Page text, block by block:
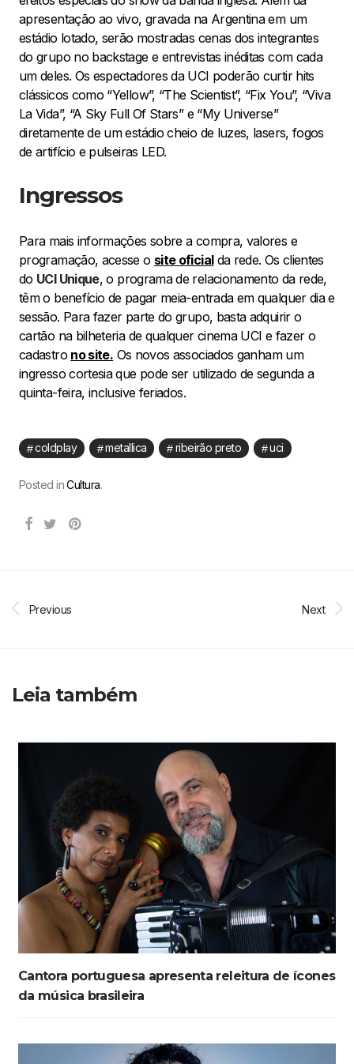
apresentação ao vivo, gravada na Argentina em um
estádio lotado, serão mostradas cenas dos integrantes
do grupo no backstage e entrevistas inéditas com cada
um deles. Os espectadores da UCI poderão curtir hits
clássicos como “Yellow”, “The Scientist”, “Fix You”, “Viva
La Vida”, “A Sky Full Of Stars” e “My Universe”
diretamente de um estádio cheio de luzes, lasers, fogos
de artifício e pulseiras LED.
Ingressos
Para mais informações sobre a compra, valores e
programação, acesse o site oficialda rede. Os clientes
do UCI Unique, o programa de relacionamento da rede,
têm o benefício de pagar meia-entrada em qualquer dia e
sessão. Para fazer parte do grupo, basta adquirir o
cartão na bilheteria de qualquer cinema UCI e fazer o
cadastro no site. Os novos associados ganham um
ingresso cortesia que pode ser utilizado de segunda a
quinta-feira, inclusive feriados.
coldplay metallica ribeirão preto uci
Posted inCultura.
Previous Next
Leia também
Cantora portuguesa apresenta releitura de ícones
da música brasileira